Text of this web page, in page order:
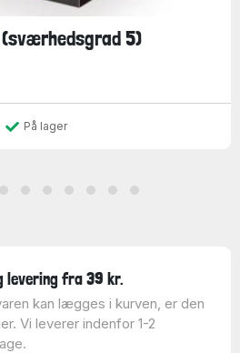
(sværhedsgrad 5)
På lager
levering fra 39 kr.
kan lægges i kurven, er den
Vi leverer indenfor 1-2